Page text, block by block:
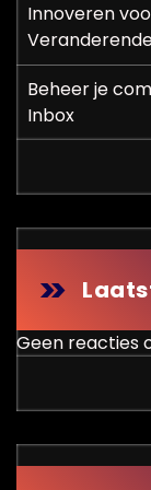
Innoveren
Beheer je
Inbox
Geen reacties